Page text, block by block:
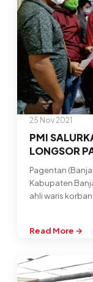
PMR
SE
JAWA
TENGAH
25 Nov 2021
PMI
LONGSOR
Pagentan
Kabupaten
ahli waris
Read More →
:
SALURKAN
TALI